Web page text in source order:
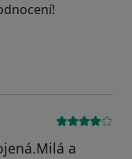
a